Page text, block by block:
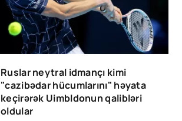
Ruslar neytral idmançı kimi
"cazibədar hücumlarını" həyata
keçirərək Uimbldonun qalibləri
oldular